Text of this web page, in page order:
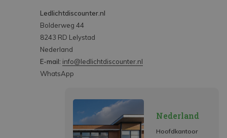
Ledlichtdiscounter.nl
Bolderweg 44
8243 RD Lelystad
Nederland
E-mail: info@ledlichtdiscounter.nl
WhatsApp
Nederland
Hoofdkantoor